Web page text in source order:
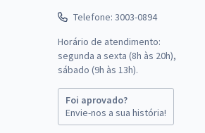
Telefone: 3003-0894
Horário de atendimento:
segunda a sexta (8h às 20h),
sábado (9h às 13h).
Foi aprovado?
Envie-nos a sua história!